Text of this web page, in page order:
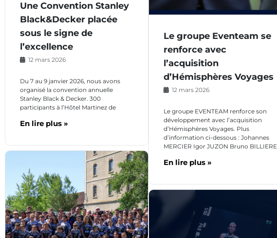
Une Convention Stanley
Black&Decker placée
sous le signe de
l’excellence
12 mars 2026
Du 7 au 9 janvier 2026, nous avons
organisé la convention annuelle
Stanley Black & Decker. 300
participants à l’Hôtel Martinez de
En lire plus »
Le groupe Eventeam se
renforce avec
l’acquisition
d’Hémisphères Voyages
12 mars 2026
Le groupe EVENTEAM renforce son
développement avec l’acquisition
d’Hémisphères Voyages. Plus
d’information ci-dessous : Johannes
MERCIER Igor JUZON Bruno BILLIERE
En lire plus »